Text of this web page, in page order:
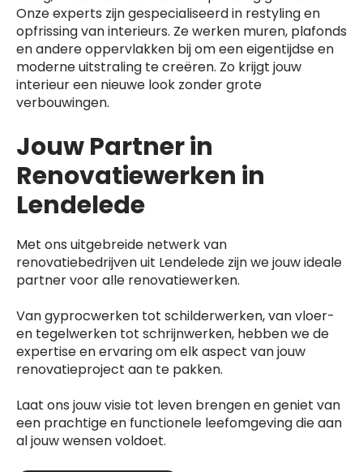
Onze experts zijn gespecialiseerd in restyling en
opfrissing van interieurs. Ze werken muren, plafonds
en andere oppervlakken bij om een eigentijdse en
moderne uitstraling te creëren. Zo krijgt jouw
interieur een nieuwe look zonder grote
verbouwingen.
Jouw Partner in
Renovatiewerken in
Lendelede
Met ons uitgebreide netwerk van
renovatiebedrijven uit Lendelede zijn we jouw ideale
partner voor alle renovatiewerken.
Van gyprocwerken tot schilderwerken, van vloer-
en tegelwerken tot schrijnwerken, hebben we de
expertise en ervaring om elk aspect van jouw
renovatieproject aan te pakken.
Laat ons jouw visie tot leven brengen en geniet van
een prachtige en functionele leefomgeving die aan
al jouw wensen voldoet.